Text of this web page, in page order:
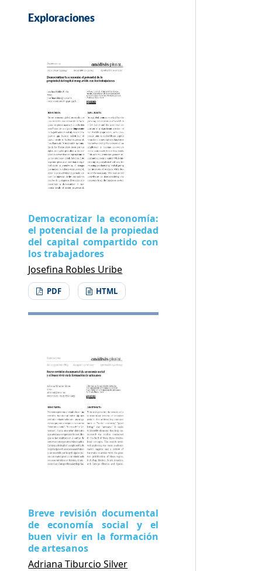
Exploraciones
Democratizar la economía:
el potencial de la propiedad
del capital compartido con
los trabajadores
Josefina Robles Uribe
PDF HTML
Breve revisión documental
de economía social y el
buen vivir en la formación
de artesanos
Adriana Tiburcio Silver